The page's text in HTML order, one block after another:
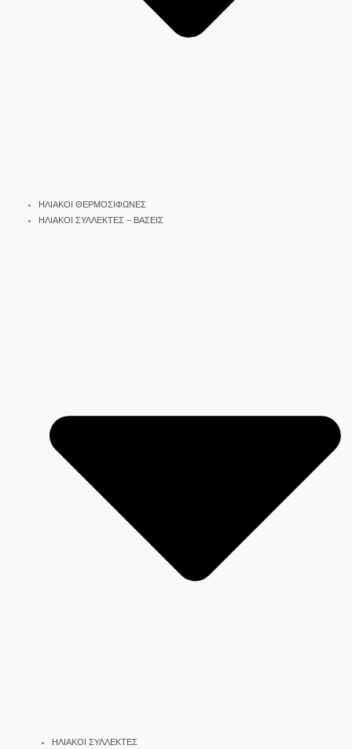
ΗΛΙΑΚΟΙ ΘΕΡΜΟΣΙΦΩΝΕΣ
ΗΛΙΑΚΟΙ ΣΥΛΛΕΚΤΕΣ – ΒΑΣΕΙΣ
ΗΛΙΑΚΟΙ ΣΥΛΛΕΚΤΕΣ